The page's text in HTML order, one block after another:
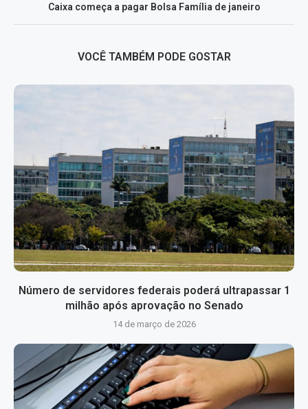
Caixa começa a pagar Bolsa Família de janeiro
VOCÊ TAMBÉM PODE GOSTAR
Número de servidores federais poderá ultrapassar 1
milhão após aprovação no Senado
14 de março de 2026